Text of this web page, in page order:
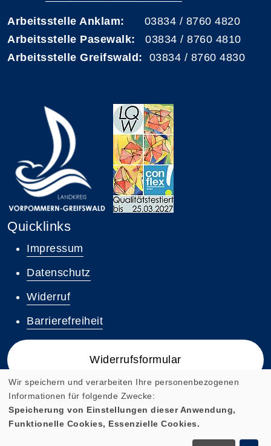
Arbeitsstelle Anklam: 03834 / 8760 4820
Arbeitsstelle Pasewalk: 03834 / 8760 4810
Arbeitsstelle Greifswald: 03834 / 8760 4830
Quicklinks
Impressum
Datenschutz
Widerruf
Barrierefreiheit
Widerrufsformular
Cookie Einstellungen
Wir speichern und verarbeiten Ihre personenbezogenen
Informationen für folgende Zwecke:
Speicherung von Einstellungen dieser Anwendung,
Funktionelle Cookies, Essenzielle Cookies.